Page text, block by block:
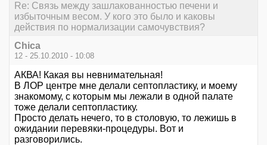
Re: Связь между зашлакованностью печени и
избыточным весом. У кого это было и каковы
действия по нормализации самочувствия?
Chica
12 - 25.10.2010 - 10:08
АКВА! Какая вы невнимательная!
В ЛОР центре мне делали септопластику, и моему
знакомому, с которым мы лежали в одной палате
тоже делали септопластику.
Просто делать нечего, то в столовую, то лежишь в
ожидании перевяки-процедуры. Вот и
разговорились.